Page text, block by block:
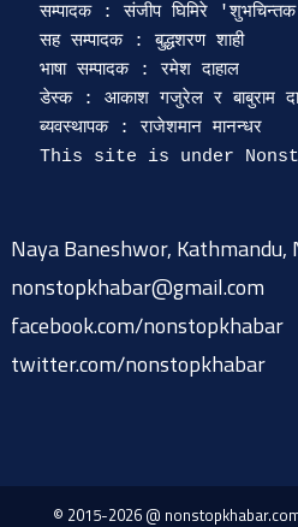
सम्पादक : संजीप घिमिरे
सह सम्पादक : बुद्धशरण शाही
भाषा सम्पादक : रमेश दाहाल
डेस्क : आकाश गजुरेल र बाबुराम
ब्यवस्थापक : राजेशमान मानन्धर
Naya Baneshwor, Kathmandu,
nonstopkhabar@gmail.com
facebook.com/nonstopkhabar
twitter.com/nonstopkhabar
© 2015-2026 @